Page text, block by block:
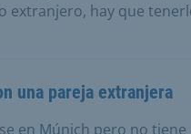
extranjero, hay que
una pareja extranjera
en Múnich pero no tiene